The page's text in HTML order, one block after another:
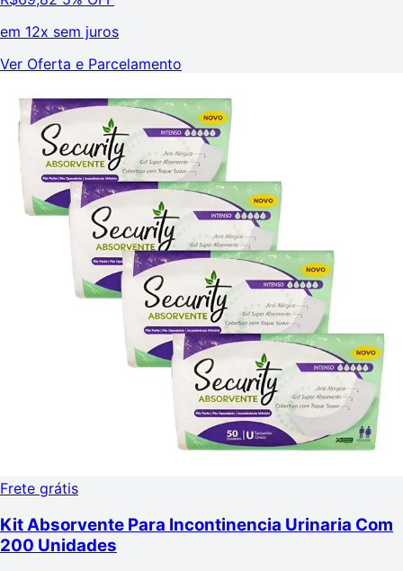
em 12x sem juros
Ver Oferta e Parcelamento
Frete grátis
Kit Absorvente Para Incontinencia Urinaria Com
200 Unidades